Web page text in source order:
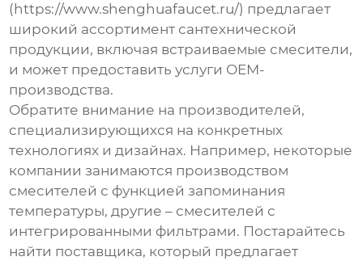
( https://www.shenghuafaucet.ru/) предлагает
широкий ассортимент сантехнической
продукции, включая встраиваемые смесители,
и может предоставить услуги OEM-
производства.
Обратите внимание на производителей,
специализирующихся на конкретных
технологиях и дизайнах. Например, некоторые
компании занимаются производством
смесителей с функцией запоминания
температуры, другие – смесителей с
интегрированными фильтрами. Постарайтесь
найти поставщика, который предлагает